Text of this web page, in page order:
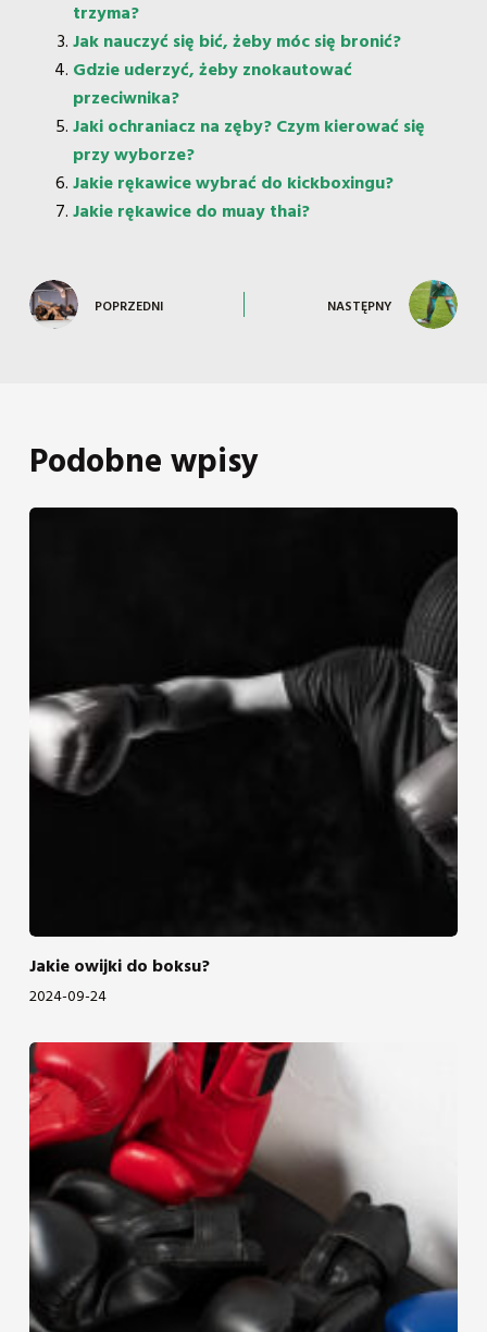
trzyma?
Jak nauczyć się bić, żeby móc się bronić?
Gdzie uderzyć, żeby znokautować
przeciwnika?
Jaki ochraniacz na zęby? Czym kierować się
przy wyborze?
Jakie rękawice wybrać do kickboxingu?
Jakie rękawice do muay thai?
POPRZEDNI NASTĘPNY
Podobne wpisy
Jakie owijki do boksu?
2024-09-24